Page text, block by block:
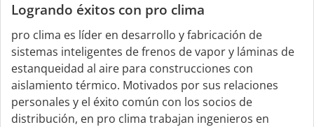
Logrando éxitos con pro clima
pro clima es líder en desarrollo y fabricación de
sistemas inteligentes de frenos de vapor y láminas de
estanqueidad al aire para construcciones con
aislamiento térmico. Motivados por sus relaciones
personales y el éxito común con los socios de
distribución, en pro clima trabajan ingenieros en